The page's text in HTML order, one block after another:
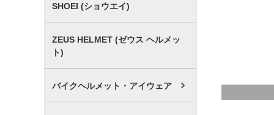
SHOEI (ショウエイ)
ZEUS HELMET (ゼウス ヘルメッ
ト)
バイクヘルメット・アイウェア